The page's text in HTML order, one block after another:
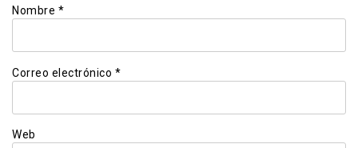
Nombre *
Correo electrónico *
Web